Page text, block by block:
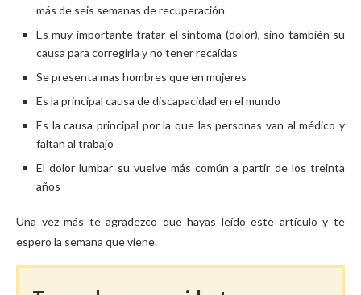
más de seis semanas de recuperación
Es muy importante tratar el síntoma (dolor), sino también su
causa para corregirla y no tener recaídas
Se presenta mas hombres que en mujeres
Es la principal causa de discapacidad en el mundo
Es la causa principal por la que las personas van al médico y
faltan al trabajo
El dolor lumbar su vuelve más común a partir de los treinta
años
Una vez más te agradezco que hayas leído este artículo y te
espero la semana que viene.